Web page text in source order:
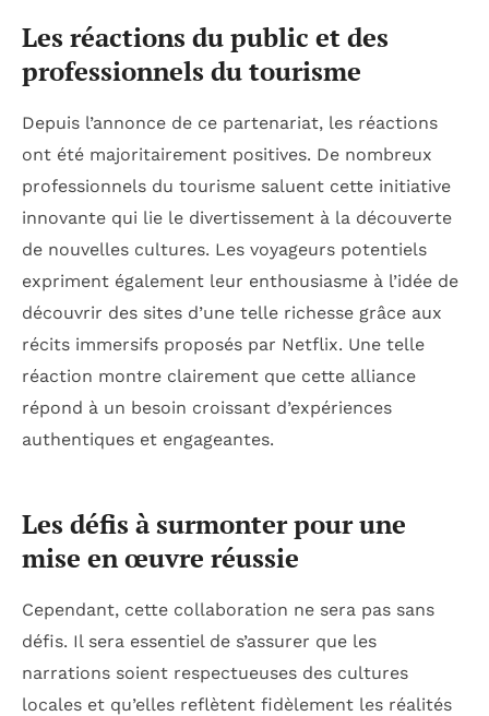
Les réactions du public et des
professionnels du tourisme
Depuis l’annonce de ce partenariat, les réactions
ont été majoritairement positives. De nombreux
professionnels du tourisme saluent cette initiative
innovante qui lie le divertissement à la découverte
de nouvelles cultures. Les voyageurs potentiels
expriment également leur enthousiasme à l’idée de
découvrir des sites d’une telle richesse grâce aux
récits immersifs proposés par Netflix. Une telle
réaction montre clairement que cette alliance
répond à un besoin croissant d’expériences
authentiques et engageantes.
Les défis à surmonter pour une
mise en œuvre réussie
Cependant, cette collaboration ne sera pas sans
défis. Il sera essentiel de s’assurer que les
narrations soient respectueuses des cultures
locales et qu’elles reflètent fidèlement les réalités